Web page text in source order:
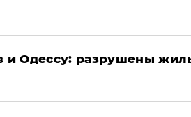
и Одессу: разрушены